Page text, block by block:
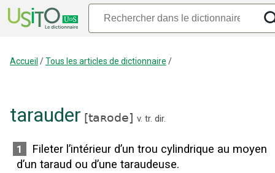
Accueil /Tous les articles de dictionnaire /
tarauder [taʀode] v. tr. dir.
1
Fileter l’intérieur d’un trou cylindrique au moyen
d’un taraud ou d’une taraudeuse.